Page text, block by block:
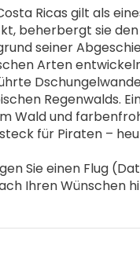
Ricas gilt als
beherbergt sie
seiner
Arten
Regenwalds.
Wald und
für Piraten –
Sie einen Flug
Ihren Wünschen